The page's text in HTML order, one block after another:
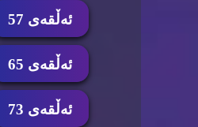
ئه‌ڵقه‌ی 57
ئه‌ڵقه‌ی 65
ئه‌ڵقه‌ی 73